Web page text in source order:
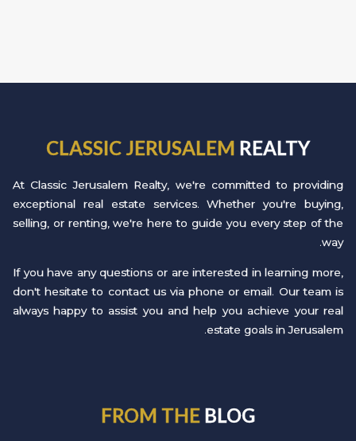
CLASSIC JERUSALEM REALTY
At Classic Jerusalem Realty, we're committed to providing
exceptional real estate services. Whether you're buying,
selling, or renting, we're here to guide you every step of the
way.
If you have any questions or are interested in learning more,
don't hesitate to contact us via phone or email. Our team is
always happy to assist you and help you achieve your real
estate goals in Jerusalem.
FROM THE BLOG